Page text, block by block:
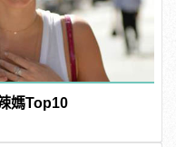
媽Top10